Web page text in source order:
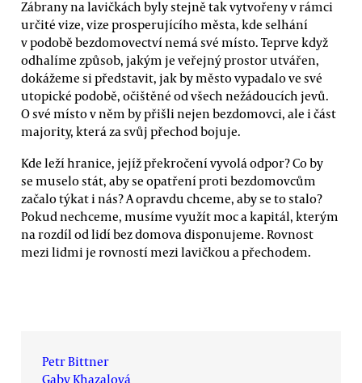
Zábrany na lavičkách byly stejně tak vytvořeny v rámci
určité vize, vize prosperujícího města, kde selhání
v podobě bezdomovectví nemá své místo. Teprve když
odhalíme způsob, jakým je veřejný prostor utvářen,
dokážeme si představit, jak by město vypadalo ve své
utopické podobě, očištěné od všech nežádoucích jevů.
O své místo v něm by přišli nejen bezdomovci, ale i část
majority, která za svůj přechod bojuje.
Kde leží hranice, jejíž překročení vyvolá odpor? Co by
se muselo stát, aby se opatření proti bezdomovcům
začalo týkat i nás? A opravdu chceme, aby se to stalo?
Pokud nechceme, musíme využít moc a kapitál, kterým
na rozdíl od lidí bez domova disponujeme. Rovnost
mezi lidmi je rovností mezi lavičkou a přechodem.
Petr Bittner
Gaby Khazalová